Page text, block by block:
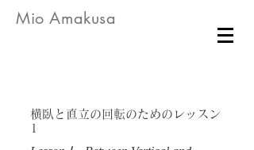
Mio Amakusa
横臥と直立の回転のためのレッスン
1